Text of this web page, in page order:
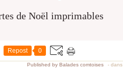
Repost 0
Published by Balades comtoises - dans